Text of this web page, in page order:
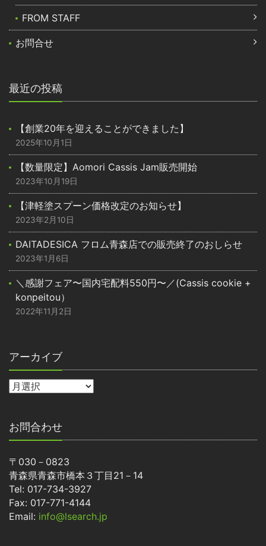
FROM STAFF
お問合せ
最近の投稿
【創業20年を迎えることができました】
2025年10月1日
【数量限定】Aomori Cassis Jam販売開始
2023年10月19日
【津軽塗スプーン価格改定のお知らせ】
2023年2月10日
DAITADESICA フロム青森店での販売終了のおしらせ
2023年1月6日
＼感謝フェア〜国内宅配料550円〜／(Cassis cookie +
konpeitou）
2022年11月2日
アーカイブ
お問合わせ
〒030－0823
青森県青森市橋本３丁目21－14
Tel: 017-734-3927
Fax: 017-771-4144
Email: info@lsearch.jp